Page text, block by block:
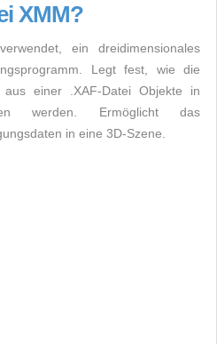
XMM?
ein dreidimensionales
Legt fest, wie die
aus einer .XAF-Datei Objekte in
werden. Ermöglicht das
in eine 3D-Szene.